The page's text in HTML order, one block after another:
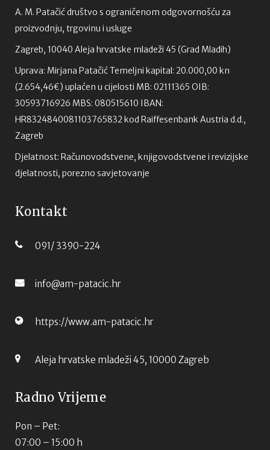
A. M. Patačić društvo s ograničenom odgovornošću za
proizvodnju, trgovinu i usluge
Zagreb, 10040 Aleja hrvatske mladeži 45 (Grad Mladih)
Uprava: Mirjana Patačić Temeljni kapital: 20.000,00 kn
(2.654,46€) uplaćen u cijelosti MB: 02111365 OIB:
30593716926 MBS: 080515610 IBAN:
HR8324840081103765832 kod Raiffesenbank Austria d.d.,
Zagreb
Djelatnost: Računovodstvene, knjigovodstvene i revizijske
djelatnosti, porezno savjetovanje
Kontakt
091/ 3390-224
info@am-patacic.hr
https://www.am-patacic.hr
Aleja hrvatske mladeži 45, 10000 Zagreb
Radno Vrijeme
Pon – Pet:
07:00 – 15:00 h